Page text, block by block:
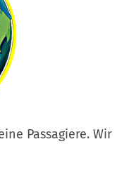
Passagiere. Wir